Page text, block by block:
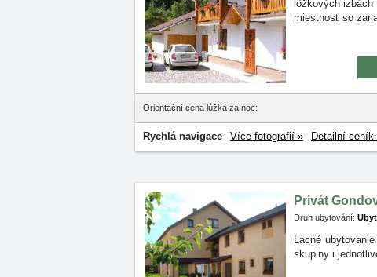
lôžkovýchizbách
miestnosť so
Orientační cena lůžka za noc:
Rychlá navigace Více fotografií » Detailní ceník
Privát
Druh ubytování:
Lacné
skupiny i